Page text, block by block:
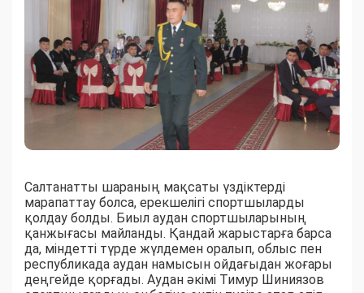
Салтанатты шараның мақсаты үздіктерді
марапаттау болса, ерекшелігі спортшыларды
қолдау болды. Биыл аудан спортшыларының
қанжығасы майланды. Қандай жарыстарға барса
да, міндетті түрде жүлдемен оралып, облыс пен
республикада аудан намысын ойдағыдан жоғары
деңгейде қорғады. Аудан әкімі Тимур Шиниязов